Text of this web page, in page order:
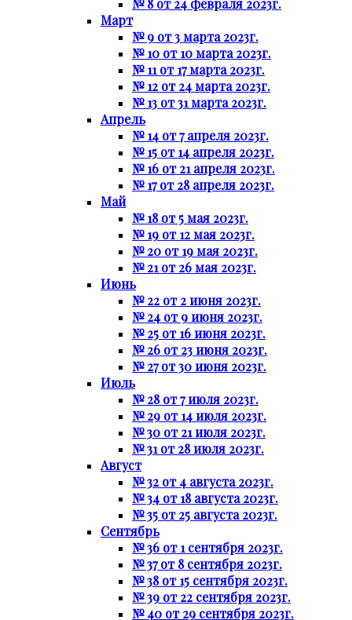
№ 8 от 24 февраля 2023г.
Март
№ 9 от 3 марта 2023г.
№ 10 от 10 марта 2023г.
№ 11 от 17 марта 2023г.
№ 12 от 24 марта 2023г.
№ 13 от 31 марта 2023г.
Апрель
№ 14 от 7 апреля 2023г.
№ 15 от 14 апреля 2023г.
№ 16 от 21 апреля 2023г.
№ 17 от 28 апреля 2023г.
Май
№ 18 от 5 мая 2023г.
№ 19 от 12 мая 2023г.
№ 20 от 19 мая 2023г.
№ 21 от 26 мая 2023г.
Июнь
№ 22 от 2 июня 2023г.
№ 24 от 9 июня 2023г.
№ 25 от 16 июня 2023г.
№ 26 от 23 июня 2023г.
№ 27 от 30 июня 2023г.
Июль
№ 28 от 7 июля 2023г.
№ 29 от 14 июля 2023г.
№ 30 от 21 июля 2023г.
№ 31 от 28 июля 2023г.
Август
№ 32 от 4 августа 2023г.
№ 34 от 18 августа 2023г.
№ 35 от 25 августа 2023г.
Сентябрь
№ 36 от 1 сентября 2023г.
№ 37 от 8 сентября 2023г.
№ 38 от 15 сентября 2023г.
№ 39 от 22 сентября 2023г.
№ 40 от 29 сентября 2023г.